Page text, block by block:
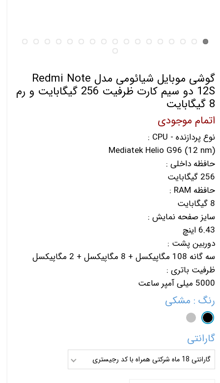
گوشی موبایل شیائومی مدل Redmi Note
12S دو سیم کارت ظرفیت 256 گیگابایت و رم
8 گیگابایت
اتمام موجودی
نوع پردازنده - CPU :
Mediatek Helio G96 (12 nm)
حافظه داخلی :
256 گیگابایت
حافظه RAM :
8 گیگابایت
سایز صفحه نمایش :
6.43 اینچ
دوربین پشت :
سه گانه 108 مگاپیکسل + 8 مگاپیکسل + 2 مگاپیکسل
ظرفیت باتری :
5000 میلی آمپر ساعت
رنگ : مشکی
گارانتی
گارانتی 18 ماه شرکتی همراه با کد رجیستری